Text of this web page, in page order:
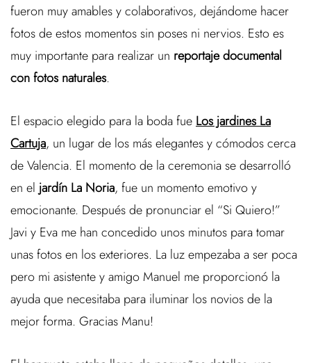
fueron muy amables y colaborativos, dejándome hacer
fotos de estos momentos sin poses ni nervios. Esto es
muy importante para realizar un reportaje documental
con fotos naturales.
El espacio elegido para la boda fue Los jardines La
Cartuja, un lugar de los más elegantes y cómodos cerca
de Valencia. El momento de la ceremonia se desarrolló
en el jardín La Noria, fue un momento emotivo y
emocionante. Después de pronunciar el “Si Quiero!”
Javi y Eva me han concedido unos minutos para tomar
unas fotos en los exteriores. La luz empezaba a ser poca
pero mi asistente y amigo Manuel me proporcionó la
ayuda que necesitaba para iluminar los novios de la
mejor forma. Gracias Manu!